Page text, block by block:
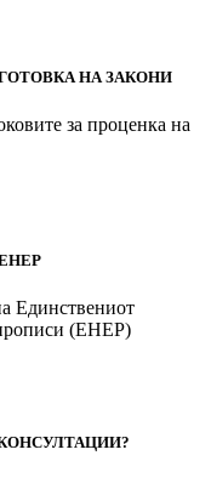
НА ЗАКОНИ
за проценка на
Единствениот
(ЕНЕР)